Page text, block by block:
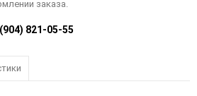
заказа.
821-05-55